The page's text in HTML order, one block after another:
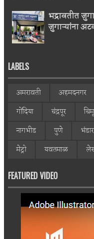
भद्रावतीत
जुगाऱ्यांना
LABELS
अमरावती अहमदनगर
गोंदिया
चंद्रपूर
नागभीड
पुणे
मेट्रो
यवतमाळ
FEATURED VIDEO